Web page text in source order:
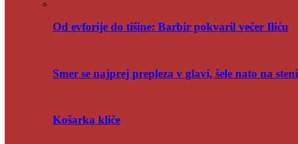
Od evforije do tišine: Barbir pokvaril večer Iliću
Smer se najprej prepleza v glavi, šele nato na steni
Košarka kliče